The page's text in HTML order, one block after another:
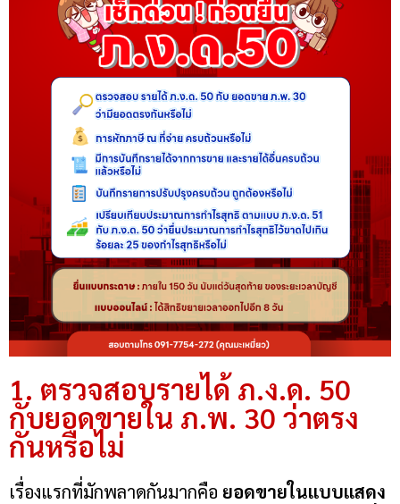
1. ตรวจสอบรายได้ ภ.ง.ด. 50
กับยอดขายใน ภ.พ. 30 ว่าตรง
กันหรือไม่
เรื่องแรกที่มักพลาดกันมากคือ ยอดขายในแบบแสดง